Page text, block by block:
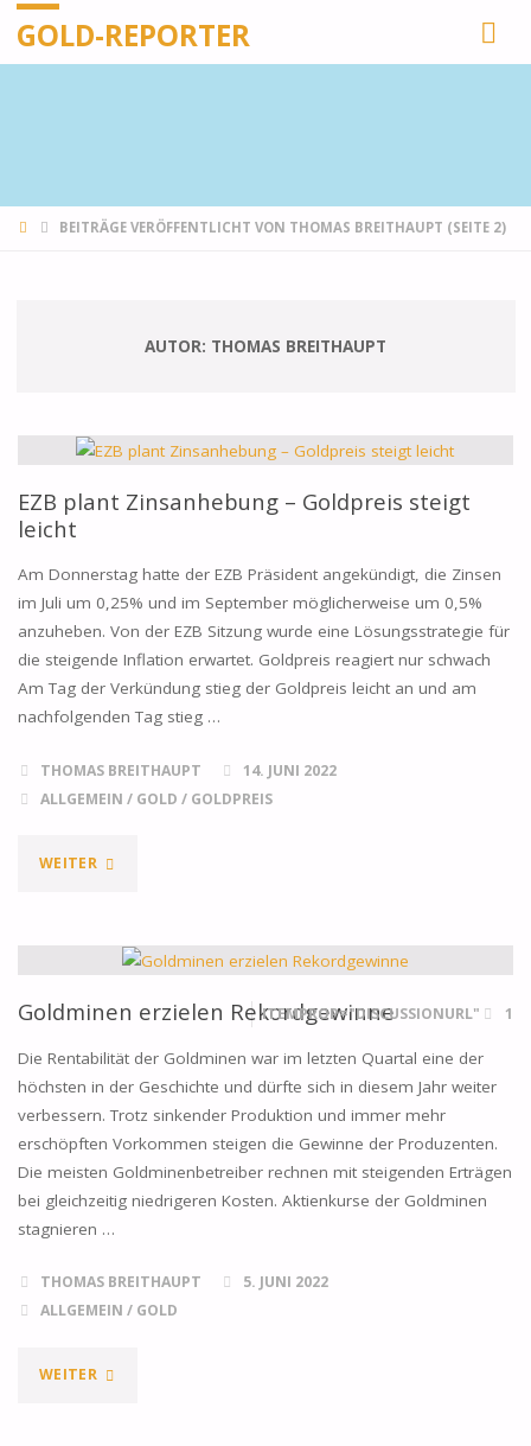
GOLD-REPORTER
STARTSEITE
BEITRÄGE VERÖFFENTLICHT VON THOMAS BREITHAUPT (SEITE 2)
AUTOR: THOMAS BREITHAUPT
EZB plant Zinsanhebung – Goldpreis steigt
leicht
Am Donnerstag hatte der EZB Präsident angekündigt, die Zinsen
im Juli um 0,25% und im September möglicherweise um 0,5%
anzuheben. Von der EZB Sitzung wurde eine Lösungsstrategie für
die steigende Inflation erwartet. Goldpreis reagiert nur schwach
Am Tag der Verkündung stieg der Goldpreis leicht an und am
nachfolgenden Tag stieg …
THOMAS BREITHAUPT
14. JUNI 2022
ALLGEMEIN / GOLD / GOLDPREIS
WEITER"EZB
ZINSANHEBUNG
–
GOLDPREIS
STEIGT
LEICHT"
Goldminen erzielen Rekordgewinne
ITEMPROP="DISCUSSIONURL" 1
Die Rentabilität der Goldminen war im letzten Quartal eine der
höchsten in der Geschichte und dürfte sich in diesem Jahr weiter
verbessern. Trotz sinkender Produktion und immer mehr
erschöpften Vorkommen steigen die Gewinne der Produzenten.
Die meisten Goldminenbetreiber rechnen mit steigenden Erträgen
bei gleichzeitig niedrigeren Kosten. Aktienkurse der Goldminen
stagnieren …
THOMAS BREITHAUPT
5. JUNI 2022
ALLGEMEIN / GOLD
WEITER"GOLDMINEN